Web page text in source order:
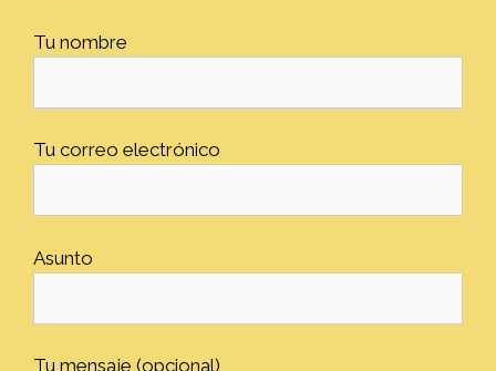
Tu nombre
Tu correo electrónico
Asunto
Tu mensaje (opcional)